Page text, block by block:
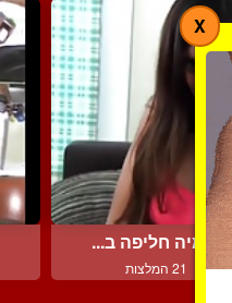
מיה חליפה ב...
| 21 המלצות
X